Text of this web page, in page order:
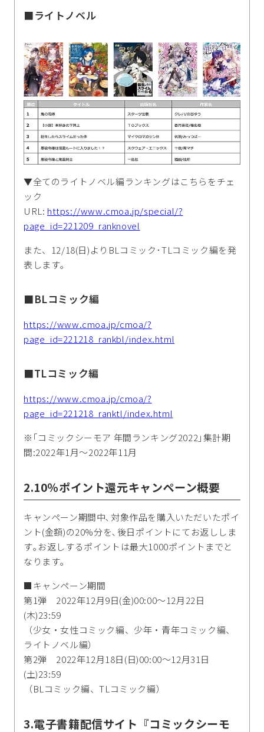
■ライトノベル
▼全てのライトノベル編ランキングはこちらをチェ
ック
URL: https://www.cmoa.jp/special/?
page_id=221209_ranknovel
また、12/18(日)よりBLコミック･TLコミック編を発
表します｡
■BLコミック編
https://www.cmoa.jp/cmoa/?
page_id=221218_rankbl/index.html
■TLコミック編
https://www.cmoa.jp/cmoa/?
page_id=221218_ranktl/index.html
※｢コミックシーモア 年間ランキング2022｣集計期
間:2022年1月～2022年11月
2.10％ポイント還元キャンペーン概要
キャンペーン期間中､対象作品を購入いただいたポイ
ント(金額)の20%分を､後日ポイントにてお返ししま
す｡お返しするポイントは最大1000ポイントまでと
なります｡
■キャンペーン期間
第1弾 2022年12月9日(金)00:00～12月22日
(木)23:59
（少女・女性コミック編、少年・青年コミック編、
ライトノベル編）
第2弾 2022年12月18日(日)00:00～12月31日
(土)23:59
（BLコミック編、TLコミック編）
3.電子書籍配信サイト『コミックシーモ